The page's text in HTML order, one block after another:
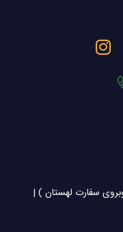
I
n
سفارت لهستان ) |